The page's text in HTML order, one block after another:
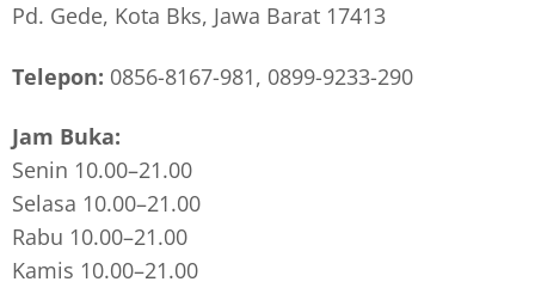
Pd. Gede, Kota Bks, Jawa Barat 17413
Telepon: 0856-8167-981, 0899-9233-290
Jam Buka:
Senin 10.00–21.00
Selasa 10.00–21.00
Rabu 10.00–21.00
Kamis 10.00–21.00